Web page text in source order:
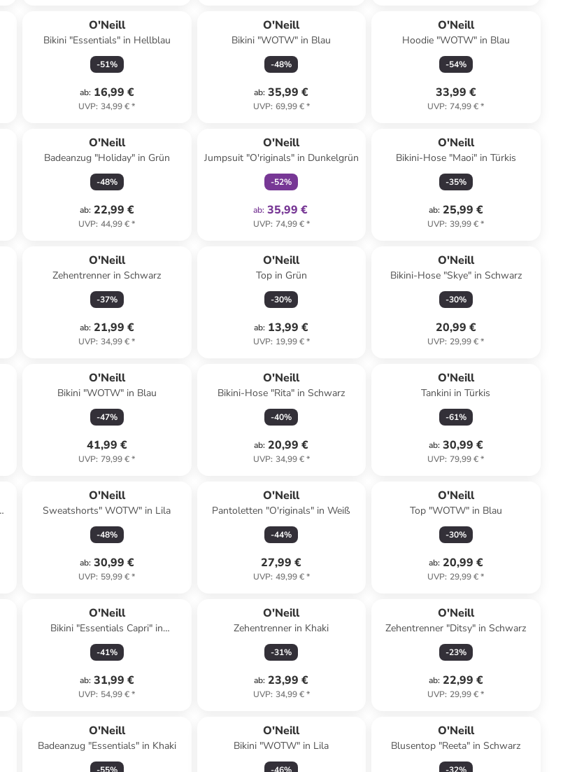
O'Neill
Bikini "Essentials" in Hellblau
-51%
ab: 16,99 €
UVP: 34,99 €*
O'Neill
Bikini "WOTW" in Blau
-48%
ab: 35,99 €
UVP: 69,99 €*
O'Neill
Hoodie "WOTW" in Blau
-54%
33,99 €
UVP: 74,99 €*
O'Neill
Badeanzug "Holiday" in Grün
-48%
ab: 22,99 €
UVP: 44,99 €*
O'Neill
Jumpsuit "O'riginals" in Dunkelgrün
-52%
ab: 35,99 €
UVP: 74,99 €*
O'Neill
Bikini-Hose "Maoi" in Türkis
-35%
ab: 25,99 €
UVP: 39,99 €*
O'Neill
Zehentrenner in Schwarz
-37%
ab: 21,99 €
UVP: 34,99 €*
O'Neill
Top in Grün
-30%
ab: 13,99 €
UVP: 19,99 €*
O'Neill
Bikini-Hose "Skye" in Schwarz
-30%
20,99 €
UVP: 29,99 €*
O'Neill
Bikini "WOTW" in Blau
-47%
41,99 €
UVP: 79,99 €*
O'Neill
Bikini-Hose "Rita" in Schwarz
-40%
ab: 20,99 €
UVP: 34,99 €*
O'Neill
Tankini in Türkis
-61%
ab: 30,99 €
UVP: 79,99 €*
O'Neill
Sweatshorts" WOTW" in Lila
-48%
ab: 30,99 €
UVP: 59,99 €*
O'Neill
Pantoletten "O'riginals" in Weiß
-44%
27,99 €
UVP: 49,99 €*
O'Neill
Top "WOTW" in Blau
-30%
ab: 20,99 €
UVP: 29,99 €*
O'Neill
Bikini "Essentials Capri" in
Dunkelblau
-41%
ab: 31,99 €
UVP: 54,99 €*
O'Neill
Zehentrenner in Khaki
-31%
ab: 23,99 €
UVP: 34,99 €*
O'Neill
Zehentrenner "Ditsy" in Schwarz
-23%
ab: 22,99 €
UVP: 29,99 €*
O'Neill
Badeanzug "Essentials" in Khaki
O'Neill
Bikini "WOTW" in Lila
O'Neill
Blusentop "Reeta" in Schwarz